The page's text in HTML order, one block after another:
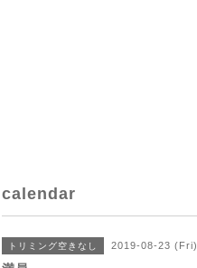
calendar
トリミング空きなし 2019-08-23 (Fri)